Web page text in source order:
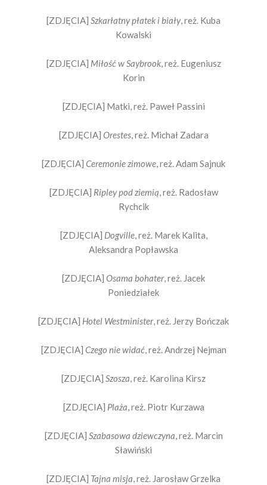
[ZDJĘCIA] Szkarłatny płatek i biały, reż. Kuba
Kowalski
[ZDJĘCIA] Miłość w Saybrook, reż. Eugeniusz
Korin
[ZDJĘCIA] Matki, reż. Paweł Passini
[ZDJĘCIA] Orestes, reż. Michał Zadara
[ZDJĘCIA] Ceremonie zimowe, reż. Adam Sajnuk
[ZDJĘCIA] Ripley pod ziemią, reż. Radosław
Rychcik
[ZDJĘCIA] Dogville, reż. Marek Kalita,
Aleksandra Popławska
[ZDJĘCIA] Osama bohater, reż. Jacek
Poniedziałek
[ZDJĘCIA] Hotel Westminister, reż. Jerzy Bończak
[ZDJĘCIA] Czego nie widać, reż. Andrzej Nejman
[ZDJĘCIA] Szosza, reż. Karolina Kirsz
[ZDJĘCIA] Plaża, reż. Piotr Kurzawa
[ZDJĘCIA] Szabasowa dziewczyna, reż. Marcin
Sławiński
[ZDJĘCIA] Tajna misja, reż. Jarosław Grzelka